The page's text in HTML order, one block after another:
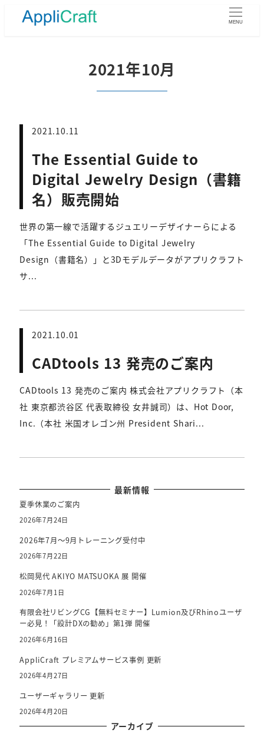
MENU
2021年10月
2021.10.11
The Essential Guide to
Digital Jewelry Design（書籍
名）販売開始
世界の第一線で活躍するジュエリーデザイナーらによる
「The Essential Guide to Digital Jewelry
Design（書籍名）」と3Dモデルデータがアプリクラフト
サ...
2021.10.01
CADtools 13 発売のご案内
CADtools 13 発売のご案内 株式会社アプリクラフト（本
社 東京都渋谷区 代表取締役 女井誠司）は、Hot Door,
Inc.（本社 米国オレゴン州 President Shari...
最新情報
夏季休業のご案内
2026年7月24日
2026年7月～9月トレーニング受付中
2026年7月22日
松岡晃代 AKIYO MATSUOKA 展 開催
2026年7月1日
有限会社リビングCG【無料セミナー】Lumion及びRhinoユーザ
ー必見！「設計DXの勧め」第1弾 開催
2026年6月16日
AppliCraft プレミアムサービス事例 更新
2026年4月27日
ユーザーギャラリー 更新
2026年4月20日
アーカイブ